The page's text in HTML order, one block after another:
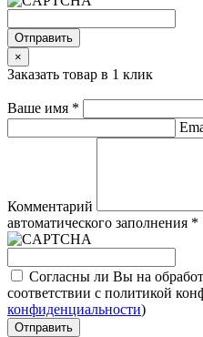
Отправить
×
Заказать товар в 1 клик
Ваше имя *
Комментарий
автоматического заполнения *
Согласны ли Вы на
соответствии с политикой
конфиденциальности)
Отправить